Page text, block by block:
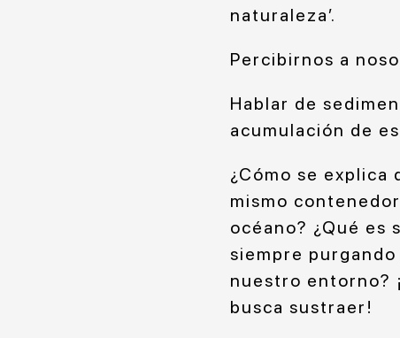
naturaleza’.
Percibirnos a
Hablar de
acumulación de
¿Cómo se
mismo
océano? ¿Qué es
siempre
nuestro entorno?
busca sustraer!